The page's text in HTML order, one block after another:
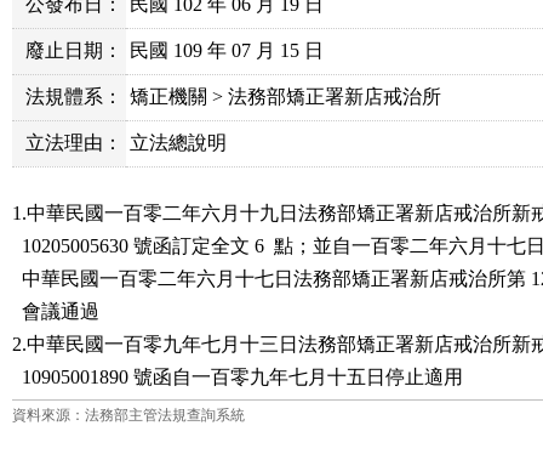
公發布日： 民國 102 年 06 月 19 日
廢止日期： 民國 109 年 07 月 15 日
法規體系： 矯正機關 > 法務部矯正署新店戒治所
立法理由： 立法總說明
1.中華民國一百零二年六月十九日法務部矯正署新店戒治所新
10205005630 號函訂定全文 6  點；並自一百零二年六月十七
中華民國一百零二年六月十七日法務部矯正署新店戒治所第
  會議通過
2.中華民國一百零九年七月十三日法務部矯正署新店戒治所新
  10905001890 號函自一百零九年七月十五日停止適用
資料來源：法務部主管法規查詢系統